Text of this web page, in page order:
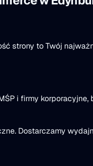
strony to Twój
i firmy
Dostarczamy